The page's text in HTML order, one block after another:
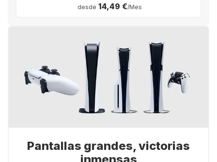
desde 14,49 €/Mes
Pantallas grandes, victorias